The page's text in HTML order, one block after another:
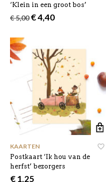
‘Klein in een groot bos’
€5,00 Oorspronkelijke
€4,40Huidige
KAARTEN
Postkaart ‘Ik hou van de
herfst’ bezorgers
€1,25